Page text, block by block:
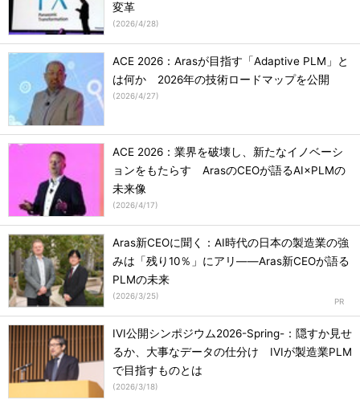
変革
(2026/4/28)
ACE 2026：Arasが目指す「Adaptive PLM」と
は何か 2026年の技術ロードマップを公開
(2026/4/27)
ACE 2026：業界を破壊し、新たなイノベーシ
ョンをもたらす ArasのCEOが語るAI×PLMの
未来像
(2026/4/17)
Aras新CEOに聞く：AI時代の日本の製造業の強
みは「残り10％」にアリ――Aras新CEOが語る
PLMの未来
(2026/3/25)
IVI公開シンポジウム2026-Spring-：隠すか見せ
るか、大事なデータの仕分け IVIが製造業PLM
で目指すものとは
(2026/3/18)